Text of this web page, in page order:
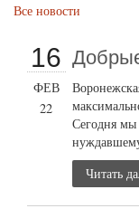
Все новости
16
ФЕВ
22
Сегодня
Читать